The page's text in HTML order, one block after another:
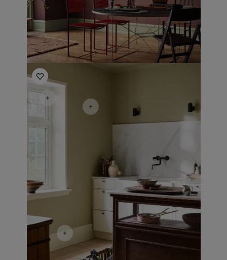
Inspirasjon til kjøkken